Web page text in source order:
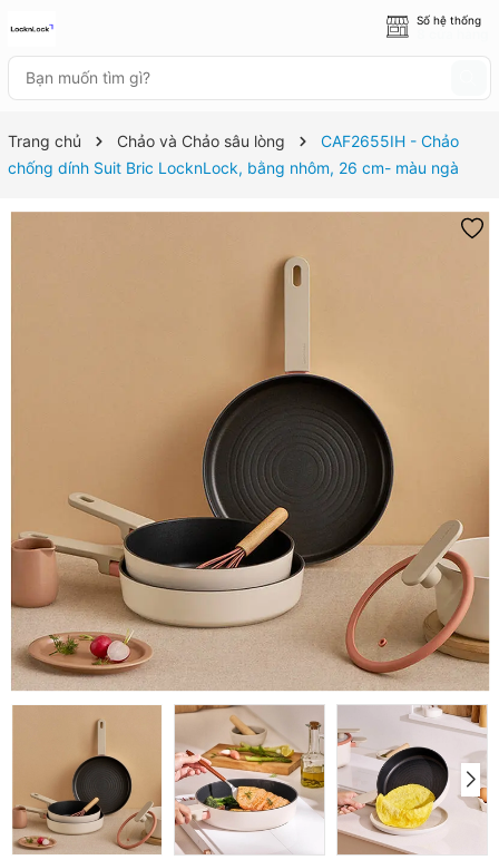
Số hệ thống
Trang chủ Chảo và Chảo sâu lòng
CAF2655IH - Chảo
chống dính Suit Bric LocknLock, bằng nhôm, 26 cm- màu ngà